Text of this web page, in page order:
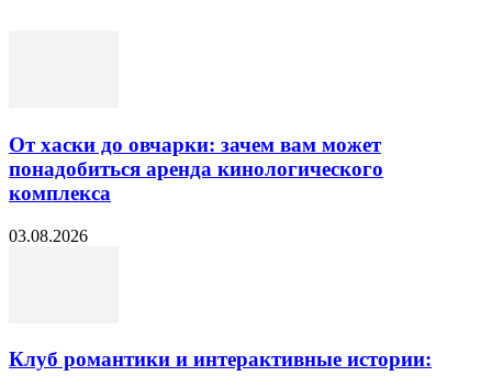
От хаски до овчарки: зачем вам может
понадобиться аренда кинологического
комплекса
03.08.2026
Клуб романтики и интерактивные истории: